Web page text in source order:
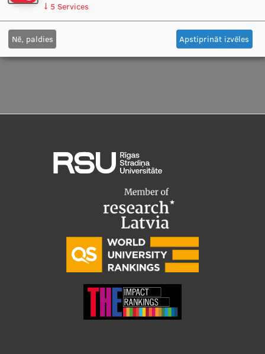
Identitāte
RSU fonds
Aula
Reitingi
Virtuālā tūre
Studiju un vides pieejamība
Dati par 2025. gadu
Suvenīri un grāmatas
Mūžizglītība
↓ 5 Services
Nē, paldies Apstiprināt izvēles